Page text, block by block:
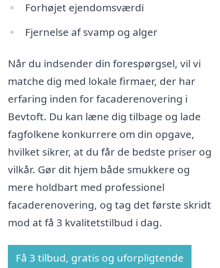
Forhøjet ejendomsværdi
Fjernelse af svamp og alger
Når du indsender din forespørgsel, vil vi
matche dig med lokale firmaer, der har
erfaring inden for facaderenovering i
Bevtoft. Du kan læne dig tilbage og lade
fagfolkene konkurrere om din opgave,
hvilket sikrer, at du får de bedste priser og
vilkår. Gør dit hjem både smukkere og
mere holdbart med professionel
facaderenovering, og tag det første skridt
mod at få 3 kvalitetstilbud i dag.
Få 3 tilbud, gratis og uforpligtende